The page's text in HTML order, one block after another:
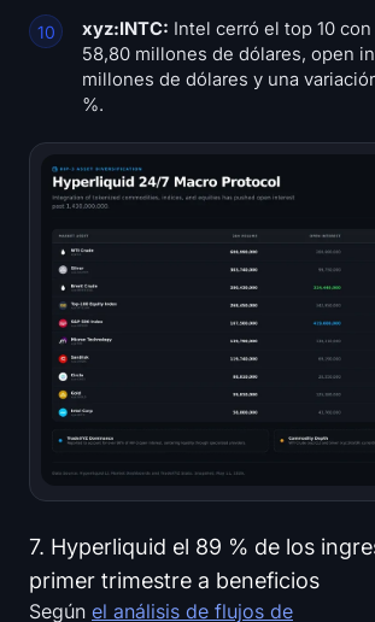
xyz:INTC: Intel cerró el top 10
58,80 millones de dólares, open
millones de dólares y una
%.
7. Hyperliquid el 89 % de los
primer trimestre a beneficios
Según el análisis de flujos de